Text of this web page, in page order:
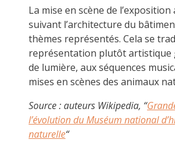
La mise en scène de
suivant l’architecture du
thèmes représentés. Cela se
représentation plutôt artistique
de lumière, aux séquences
mises en scènes des animaux
Source : auteurs Wikipedia, “
l’évolution du Muséum national
naturelle“